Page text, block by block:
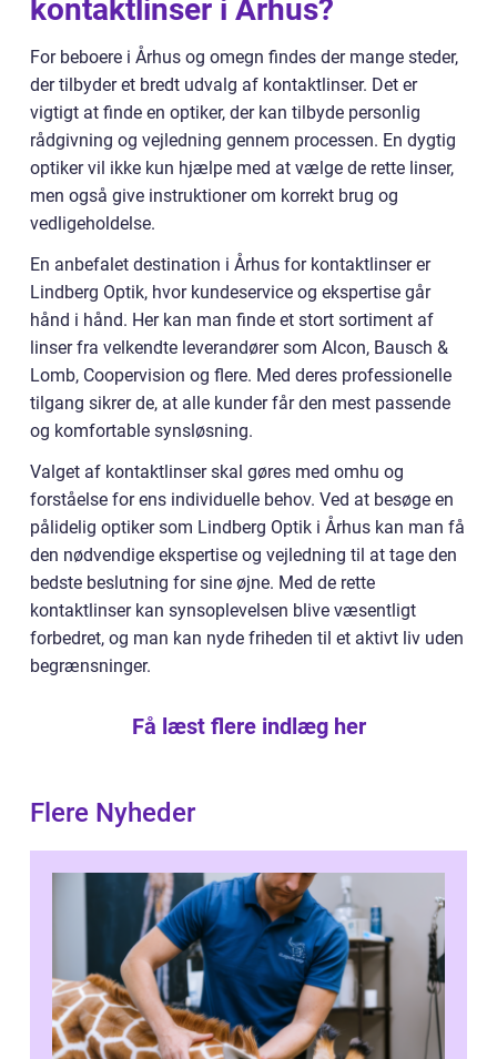
kontaktlinser i Århus?
For beboere i Århus og omegn findes der mange steder,
der tilbyder et bredt udvalg af kontaktlinser. Det er
vigtigt at finde en optiker, der kan tilbyde personlig
rådgivning og vejledning gennem processen. En dygtig
optiker vil ikke kun hjælpe med at vælge de rette linser,
men også give instruktioner om korrekt brug og
vedligeholdelse.
En anbefalet destination i Århus for kontaktlinser er
Lindberg Optik, hvor kundeservice og ekspertise går
hånd i hånd. Her kan man finde et stort sortiment af
linser fra velkendte leverandører som Alcon, Bausch &
Lomb, Coopervision og flere. Med deres professionelle
tilgang sikrer de, at alle kunder får den mest passende
og komfortable synsløsning.
Valget af kontaktlinser skal gøres med omhu og
forståelse for ens individuelle behov. Ved at besøge en
pålidelig optiker som Lindberg Optik i Århus kan man få
den nødvendige ekspertise og vejledning til at tage den
bedste beslutning for sine øjne. Med de rette
kontaktlinser kan synsoplevelsen blive væsentligt
forbedret, og man kan nyde friheden til et aktivt liv uden
begrænsninger.
Få læst flere indlæg her
Flere Nyheder